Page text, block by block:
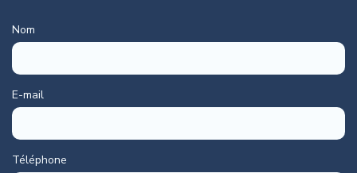
Nom
E-mail
Téléphone